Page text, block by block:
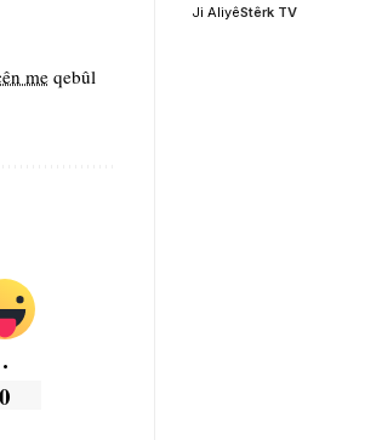
meqebûl
.
0
Ji AliyêStêrk TV